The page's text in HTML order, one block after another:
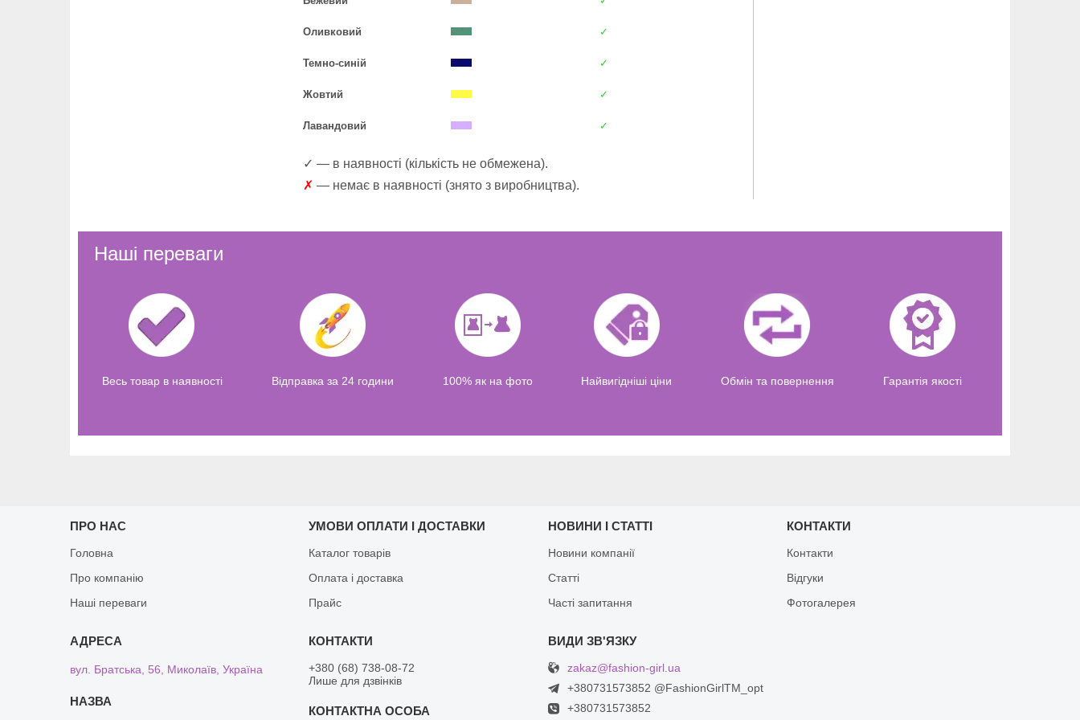
Оливковий ✓
Темно-синій ✓
Жовтий ✓
Лавандовий ✓
✓ — в наявності (кількість не обмежена).
✗ — немає в наявності (знято з виробництва).
Наші переваги
Весь товар в наявності Відправка за 24 години 100% як на фото Найвигідніші ціни Обмін та повернення Гарантія якості
ПРО НАС
Головна
Про компанію
Наші переваги
УМОВИ ОПЛАТИ І ДОСТАВКИ
Каталог товарів
Оплата і доставка
Прайс
НОВИНИ І СТАТТІ
Новини компанії
Статті
Часті запитання
КОНТАКТИ
Контакти
Відгуки
Фотогалерея
вул. Братська, 56, Миколаїв, Україна
+380 (68) 738-08-72
Лише для дзвінків
zakaz@fashion-girl.ua
+380731573852 @FashionGirlTM_opt
+380731573852